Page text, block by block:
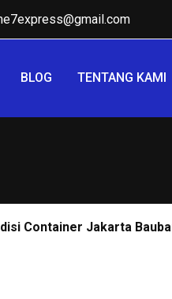
BLOG TENTANG KAMI
Container Jakarta